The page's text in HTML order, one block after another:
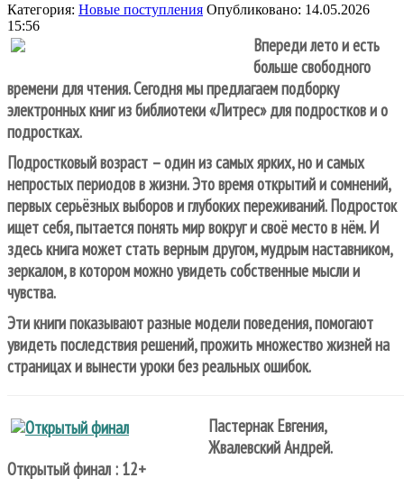
Категория: Новые поступления Опубликовано: 14.05.2026
15:56
Впереди лето и есть
больше свободного
времени для чтения. Сегодня мы предлагаем подборку
электронных книг из библиотеки «Литрес» для подростков и о
подростках.
Подростковый возраст – один из самых ярких, но и самых
непростых периодов в жизни. Это время открытий и сомнений,
первых серьёзных выборов и глубоких переживаний. Подросток
ищет себя, пытается понять мир вокруг и своё место в нём. И
здесь книга может стать верным другом, мудрым наставником,
зеркалом, в котором можно увидеть собственные мысли и
чувства.
Эти книги показывают разные модели поведения, помогают
увидеть последствия решений, прожить множество жизней на
страницах и вынести уроки без реальных ошибок.
Пастернак Евгения,
Жвалевский Андрей.
Открытый финал : 12+